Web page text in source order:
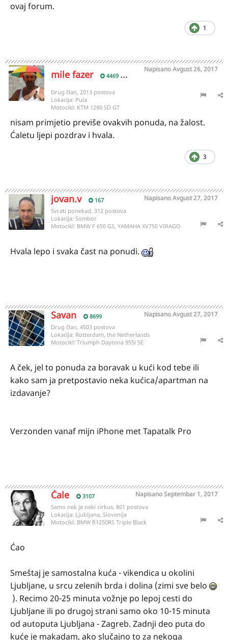
ovaj forum.
1
mile fazer 4469
NapisanoAvgust 26, 2017
Drug član, 2013 postova
Lokacija: Pula
Motocikl: KTM 1290 SD GT
nisam primjetio previše ovakvih ponuda, na žalost.
Ćaletu ljepi pozdrav i hvala.
3
jovan.v 167 NapisanoAvgust 27, 2017
Svrati ponekad, 312 postova
Lokacija: Sombor
Motocikl: BMW F 650 GS, YAMAHA XV750 VIRAGO
Hvala lepo i svaka čast na ponudi.
Savan 8699 NapisanoAvgust 27, 2017
Drug član, 4503 postova
Lokacija: Rotterdam, the Netherlands
Motocikl: Triumph Daytona 955i SE
A ček, jel to ponuda za boravak u kući kod tebe ili
kako sam ja pretpostavio neka kućica/apartman na
izdavanje?
Verzonden vanaf mijn iPhone met Tapatalk Pro
Ćale 3107 NapisanoSeptembar 1, 2017
Samo nek je neki cirkus, 801 postova
Lokacija: Ljubljana, Slovenija
Motocikl: BMW R1250RS Triple Black
Ćao
Smeštaj je samostalna kuća - vikendica u okolini
Ljubljane, u srcu zelenih brda i dolina (zimi sve belo
). Recimo 20-25 minuta vožnje po lepoj cesti do
Ljubljane ili po drugoj strani samo oko 10-15 minuta
od autoputa Ljubljana - Zagreb. Zadnji deo puta do
kuće je makadam, ako slučajno to za nekoga